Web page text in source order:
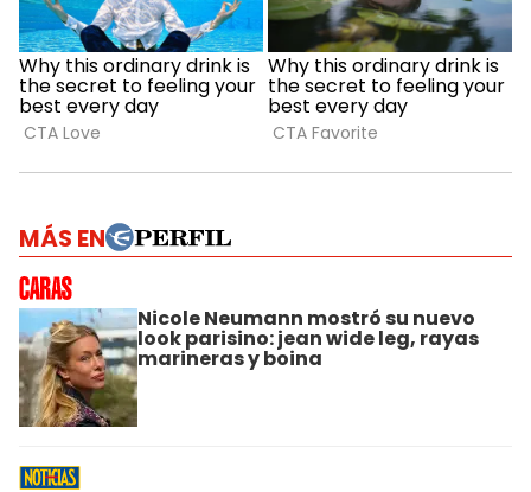
MÁS EN
Nicole Neumann mostró su nuevo
look parisino: jean wide leg, rayas
marineras y boina